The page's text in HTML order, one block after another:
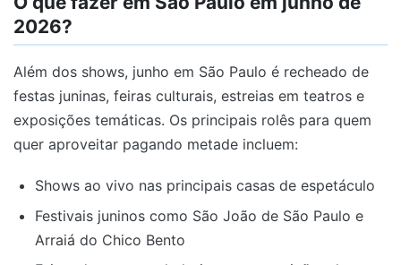
2026?
Além dos shows, junho em São Paulo é recheado de
festas juninas, feiras culturais, estreias em teatros e
exposições temáticas. Os principais rolês para quem
quer aproveitar pagando metade incluem:
Shows ao vivo nas principais casas de espetáculo
Festivais juninos como São João de São Paulo e
Arraiá do Chico Bento